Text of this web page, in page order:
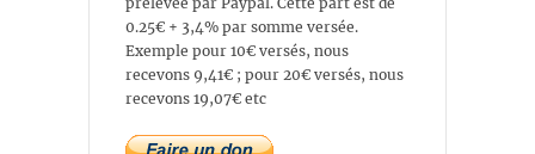
0.25€ + 3,4% par somme versée.
Exemple pour 10€ versés, nous
recevons 9,41€ ; pour 20€ versés, nous
recevons 19,07€ etc